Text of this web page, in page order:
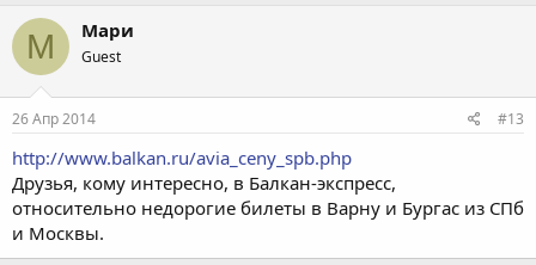
М Мари
Guest
26 Апр 2014 #13
http://www.balkan.ru/avia_ceny_spb.php
Друзья, кому интересно, в Балкан-экспресс,
относительно недорогие билеты в Варну и Бургас из СПб
и Москвы.